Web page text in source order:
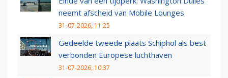
neemt afscheid van Mobile Lounges
31-07-2026, 11:25
Gedeelde tweede plaats Schiphol als best
verbonden Europese luchthaven
31-07-2026, 10:37